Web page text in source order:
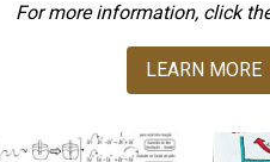
For more information, click
LEARN MORE